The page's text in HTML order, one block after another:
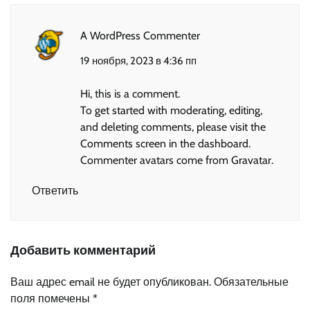
A WordPress Commenter
19 ноября, 2023 в 4:36 пп
Hi, this is a comment.
To get started with moderating, editing,
and deleting comments, please visit the
Comments screen in the dashboard.
Commenter avatars come from Gravatar.
Ответить
Добавить комментарий
Ваш адрес email не будет опубликован. Обязательные
поля помечены *